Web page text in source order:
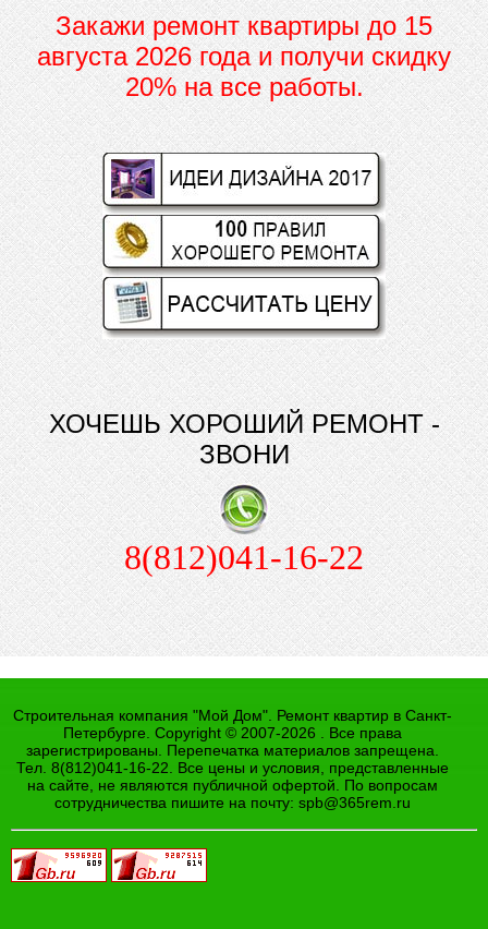
Закажи ремонт квартиры до15
августа 2026 года и получи скидку
20% на все работы.
ХОЧЕШЬ ХОРОШИЙ РЕМОНТ -
ЗВОНИ
8(812)041-16-22
Строительная компания "Мой Дом". Ремонт квартир в Санкт-
Петербурге. Copyright © 2007-2026 . Все права
зарегистрированы. Перепечатка материалов запрещена.
Тел. 8(812)041-16-22. Все цены и условия, представленные
на сайте, не являются публичной офертой. По вопросам
сотрудничества пишите на почту: spb@365rem.ru